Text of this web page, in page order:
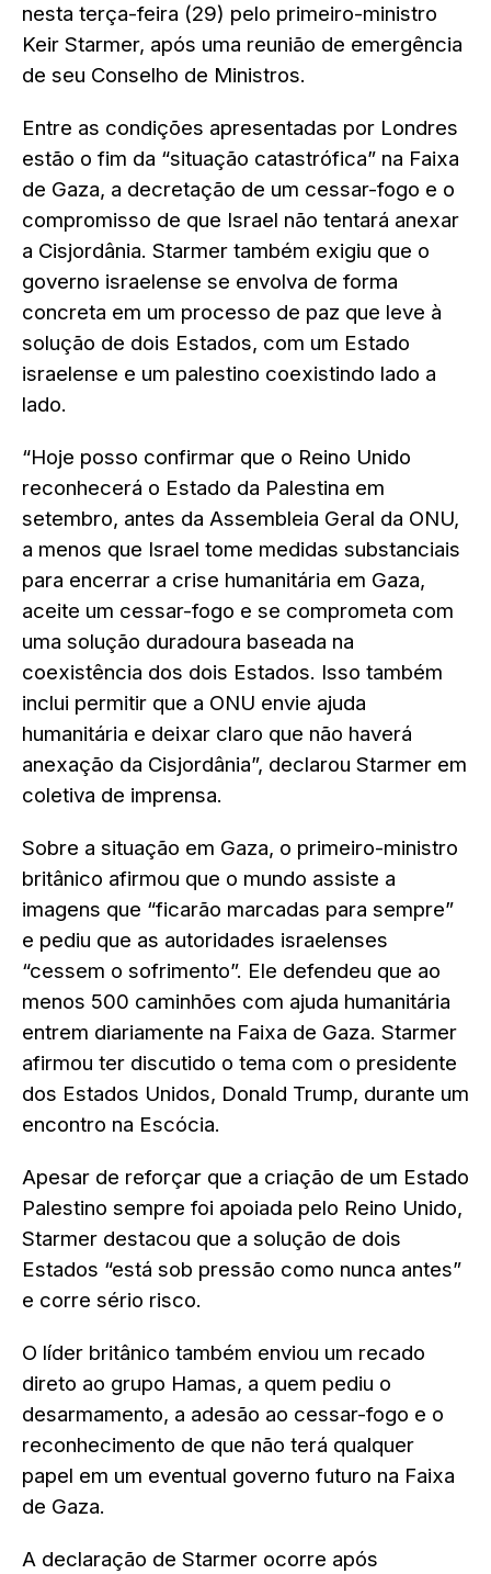
nesta terça-feira (29) pelo primeiro-ministro
Keir Starmer, após uma reunião de emergência
de seu Conselho de Ministros.
Entre as condições apresentadas por Londres
estão o fim da “situação catastrófica” na Faixa
de Gaza, a decretação de um cessar-fogo e o
compromisso de que Israel não tentará anexar
a Cisjordânia. Starmer também exigiu que o
governo israelense se envolva de forma
concreta em um processo de paz que leve à
solução de dois Estados, com um Estado
israelense e um palestino coexistindo lado a
lado.
“Hoje posso confirmar que o Reino Unido
reconhecerá o Estado da Palestina em
setembro, antes da Assembleia Geral da ONU,
a menos que Israel tome medidas substanciais
para encerrar a crise humanitária em Gaza,
aceite um cessar-fogo e se comprometa com
uma solução duradoura baseada na
coexistência dos dois Estados. Isso também
inclui permitir que a ONU envie ajuda
humanitária e deixar claro que não haverá
anexação da Cisjordânia”, declarou Starmer em
coletiva de imprensa.
Sobre a situação em Gaza, o primeiro-ministro
britânico afirmou que o mundo assiste a
imagens que “ficarão marcadas para sempre”
e pediu que as autoridades israelenses
“cessem o sofrimento”. Ele defendeu que ao
menos 500 caminhões com ajuda humanitária
entrem diariamente na Faixa de Gaza. Starmer
afirmou ter discutido o tema com o presidente
dos Estados Unidos, Donald Trump, durante um
encontro na Escócia.
Apesar de reforçar que a criação de um Estado
Palestino sempre foi apoiada pelo Reino Unido,
Starmer destacou que a solução de dois
Estados “está sob pressão como nunca antes”
e corre sério risco.
O líder britânico também enviou um recado
direto ao grupo Hamas, a quem pediu o
desarmamento, a adesão ao cessar-fogo e o
reconhecimento de que não terá qualquer
papel em um eventual governo futuro na Faixa
de Gaza.
A declaração de Starmer ocorre após